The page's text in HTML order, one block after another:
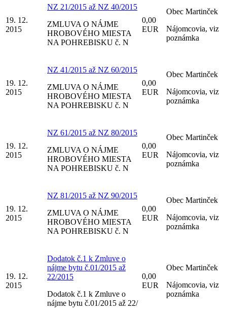
19. 12.
2015
NZ 21/2015 až NZ 40/2015
ZMLUVA O NÁJME
HROBOVÉHO MIESTA
NA POHREBISKU č. N
0,00
EUR
Obec Martinček
Nájomcovia, viz
poznámka
19. 12.
2015
NZ 41/2015 až NZ 60/2015
ZMLUVA O NÁJME
HROBOVÉHO MIESTA
NA POHREBISKU č. N
0,00
EUR
Obec Martinček
Nájomcovia, viz
poznámka
19. 12.
2015
NZ 61/2015 až NZ 80/2015
ZMLUVA O NÁJME
HROBOVÉHO MIESTA
NA POHREBISKU č. N
0,00
EUR
Obec Martinček
Nájomcovia, viz
poznámka
19. 12.
2015
NZ 81/2015 až NZ 90/2015
ZMLUVA O NÁJME
HROBOVÉHO MIESTA
NA POHREBISKU č. N
0,00
EUR
Obec Martinček
Nájomcovia, viz
poznámka
19. 12.
2015
Dodatok č.1 k Zmluve o
nájme bytu č.01/2015 až
22/2015
Dodatok č.1 k Zmluve o
nájme bytu č.01/2015 až 22/
0,00
EUR
Obec Martinček
Nájomcovia, viz
poznámka